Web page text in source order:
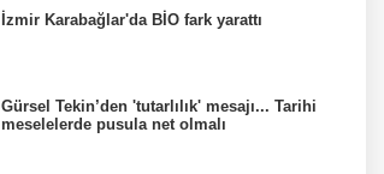
İzmir Karabağlar'da BİO fark yarattı
Gürsel Tekin’den 'tutarlılık' mesajı... Tarihi
meselelerde pusula net olmalı